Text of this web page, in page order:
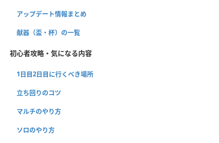
アップデート情報まとめ
献器（盃・杯）の一覧
初心者攻略・気になる内容
1日目2日目に行くべき場所
立ち回りのコツ
マルチのやり方
ソロのやり方